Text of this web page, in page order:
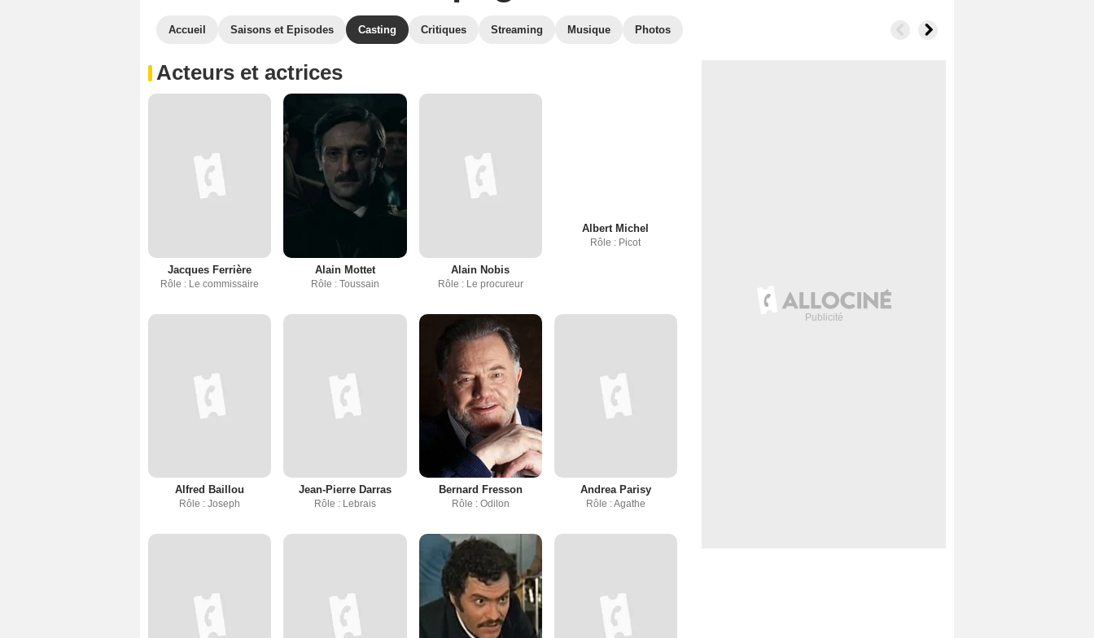
Accueil Saisons et Episodes Casting Critiques Streaming Musique Photos
Acteurs et actrices
Jacques Ferrière
Rôle : Le commissaire
Alain Mottet
Rôle : Toussain
Alain Nobis
Rôle : Le procureur
Albert Michel
Rôle : Picot
Alfred Baillou
Rôle : Joseph
Jean-Pierre Darras
Rôle : Lebrais
Bernard Fresson
Rôle : Odilon
Andrea Parisy
Rôle : Agathe